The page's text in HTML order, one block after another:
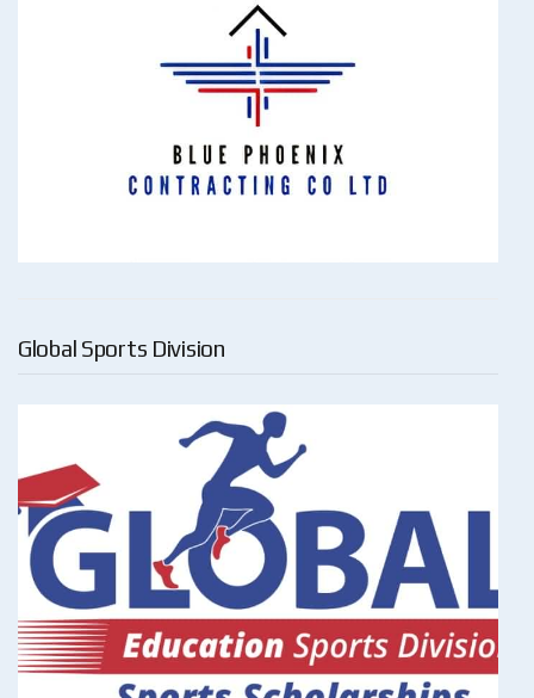
Global Sports Division